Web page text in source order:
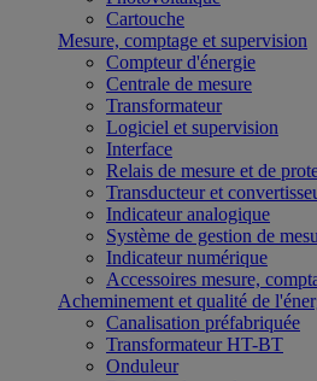
Cartouche
Mesure, comptage et supervision
Compteur d'énergie
Centrale de mesure
Transformateur
Logiciel et supervision
Interface
Relais de mesure et de
Transducteur et
Indicateur analogique
Système de gestion de
Indicateur numérique
Accessoires mesure,
Acheminement et qualité de
Canalisation préfabriquée
Transformateur HT-BT
Onduleur